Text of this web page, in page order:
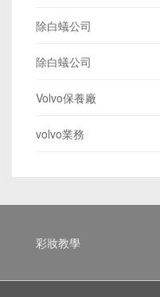
除白蟻公司
除白蟻公司
Volvo保養廠
volvo業務
彩妝教學